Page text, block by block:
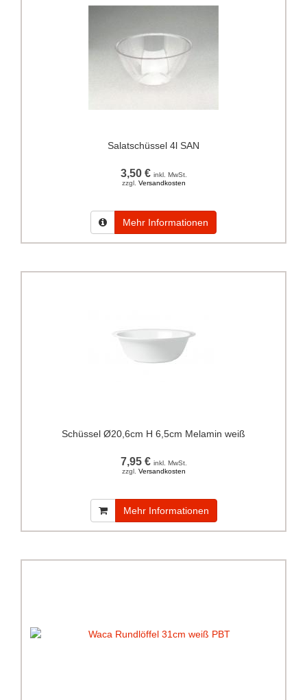
Salatschüssel 4l SAN
3,50 € inkl. MwSt.
zzgl. Versandkosten
Mehr Informationen
Schüssel Ø20,6cm H 6,5cm Melamin weiß
7,95 € inkl. MwSt.
zzgl. Versandkosten
Mehr Informationen